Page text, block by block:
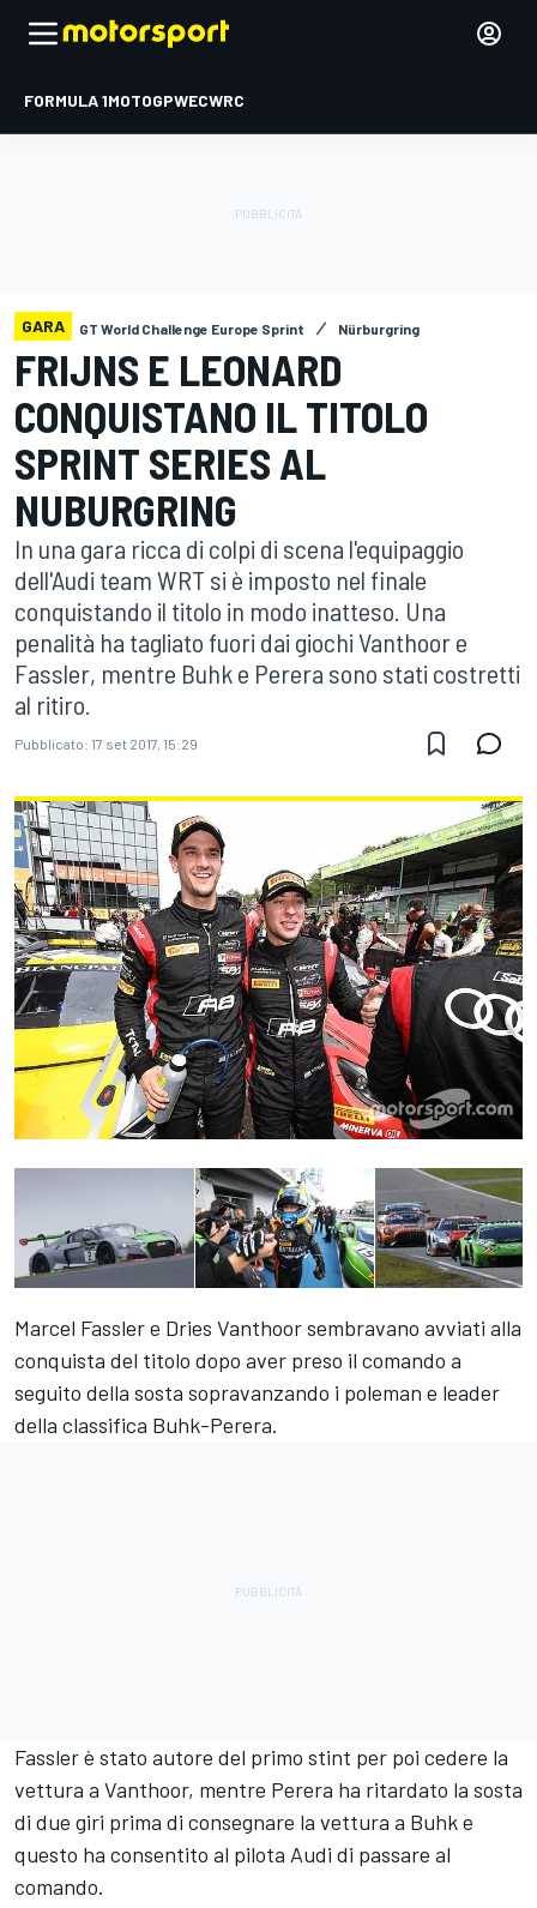
FORMULA 1MOTOGPWECWRC
GARA GT World Challenge Europe Sprint Nürburgring
FRIJNS E LEONARD
CONQUISTANO IL TITOLO
SPRINT SERIES AL
NUBURGRING
In una gara ricca di colpi di scena l'equipaggio
dell'Audi team WRT si è imposto nel finale
conquistando il titolo in modo inatteso. Una
penalità ha tagliato fuori dai giochi Vanthoor e
Fassler, mentre Buhk e Perera sono stati costretti
al ritiro.
Pubblicato: 17 set 2017, 15:29
Marcel Fassler e Dries Vanthoor sembravano avviati alla
conquista del titolo dopo aver preso il comando a
seguito della sosta sopravanzando i poleman e leader
della classifica Buhk-Perera.
Fassler è stato autore del primo stint per poi cedere la
vettura a Vanthoor, mentre Perera ha ritardato la sosta
di due giri prima di consegnare la vettura a Buhk e
questo ha consentito al pilota Audi di passare al
comando.